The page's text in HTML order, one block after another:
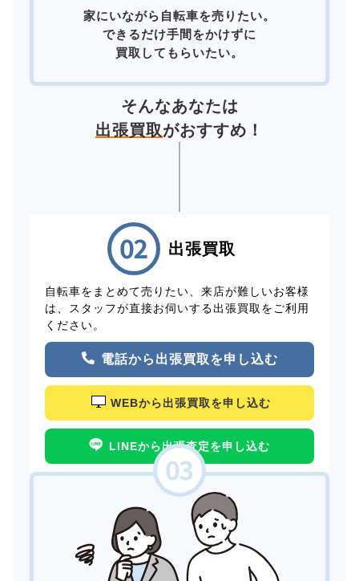
家にいながら自転車を売りたい。
できるだけ手間をかけずに
買取してもらいたい。
そんなあなたは
出張買取がおすすめ！
出張買取
自転車をまとめて売りたい、来店が難しいお客様
は、スタッフが直接お伺いする出張買取をご利用
ください。
電話から出張買取を申し込む
WEBから出張買取を申し込む
LINEから出張査定を申し込む